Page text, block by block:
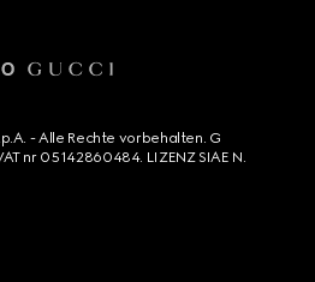
- Alle Rechte vorbehalten. G
nr 05142860484. LIZENZ SIAE N.